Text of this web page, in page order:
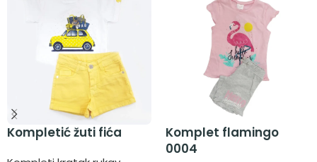
Kompletić žuti fića
Komplet flamingo
0004